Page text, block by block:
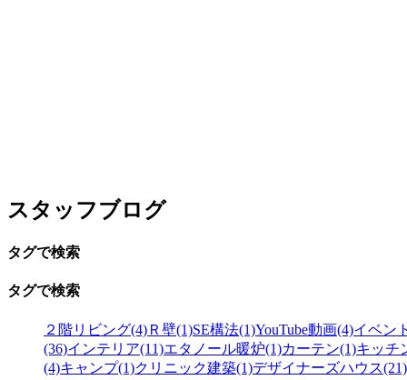
スタッフブログ
タグで検索
タグで検索
２階リビング(4) Ｒ壁(1)SE構法(1)YouTube動画(4)イベン
(36)インテリア(11)エタノール暖炉(1)カーテン(1)キッチ
(4)キャンプ(1)クリニック建築(1)デザイナーズハウス(21)